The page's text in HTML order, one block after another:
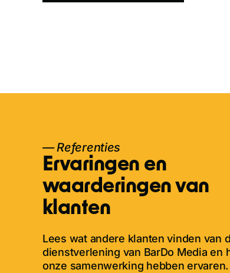
— Referenties
Ervaringen en
waarderingen van
klanten
Lees wat andere klanten vinden van
dienstverlening van BarDo Media en
onze samenwerking hebben ervaren.